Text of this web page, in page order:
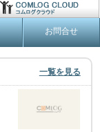
お問合せ
一覧を見る